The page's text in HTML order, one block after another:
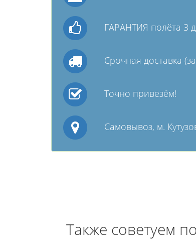
ГАРАНТИЯ полёта 3
Срочная доставка
Точно привезём!
Самовывоз, м.
Также советуем